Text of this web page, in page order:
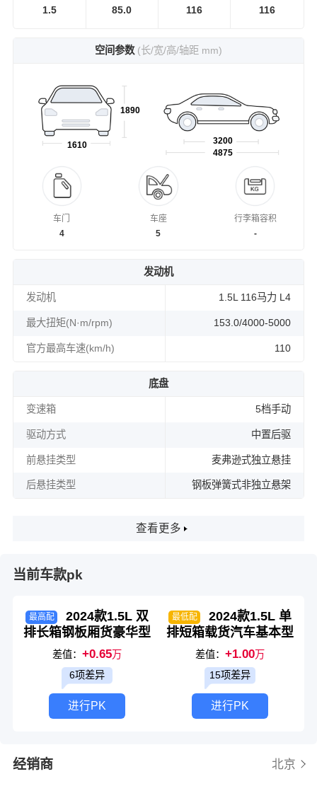
1.5
85.0
116
116
空间参数 (长/宽/高/轴距 mm)
1610
1890
4875
3200
车门
4
车座
5
行李箱容积
-
发动机
发动机 1.5L 116马力 L4
最大扭矩(N·m/rpm) 153.0/4000-5000
官方最高车速(km/h) 110
底盘
变速箱 5档手动
驱动方式 中置后驱
前悬挂类型 麦弗逊式独立悬挂
后悬挂类型 钢板弹簧式非独立悬架
查看更多
当前车款pk
最高配
2024款1.5L 双
排长箱钢板厢货豪华型
差值：+0.65万
6项差异
进行PK
最低配
2024款1.5L 单
排短箱载货汽车基本型
差值： +1.00万
15项差异
进行PK
经销商 北京